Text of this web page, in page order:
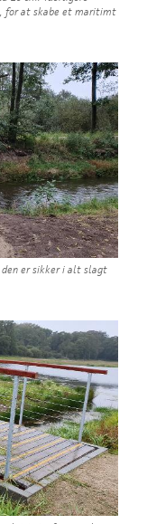
for at skabe et maritimt
den er sikker i alt slagt